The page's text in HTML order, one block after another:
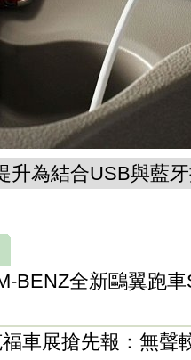
升為結合USB與藍
BENZ全新鷗翼跑
車展搶先報：無聲